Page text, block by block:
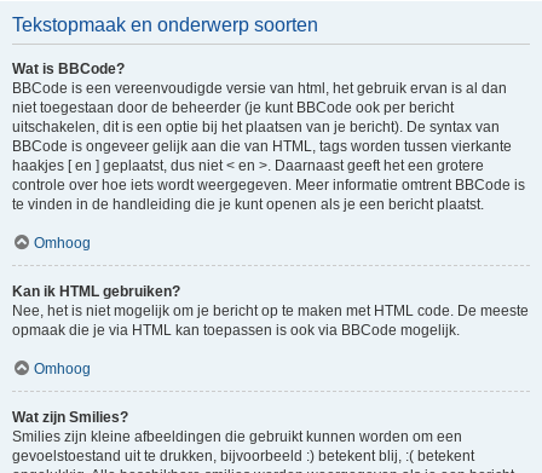
Tekstopmaak en onderwerp soorten
Wat is BBCode?
BBCode is een vereenvoudigde versie van html, het gebruik ervan is al dan
niet toegestaan door de beheerder (je kunt BBCode ook per bericht
uitschakelen, dit is een optie bij het plaatsen van je bericht). De syntax van
BBCode is ongeveer gelijk aan die van HTML, tags worden tussen vierkante
haakjes [ en ] geplaatst, dus niet < en >. Daarnaast geeft het een grotere
controle over hoe iets wordt weergegeven. Meer informatie omtrent BBCode is
te vinden in de handleiding die je kunt openen als je een bericht plaatst.
Omhoog
Kan ik HTML gebruiken?
Nee, het is niet mogelijk om je bericht op te maken met HTML code. De meeste
opmaak die je via HTML kan toepassen is ook via BBCode mogelijk.
Omhoog
Wat zijn Smilies?
Smilies zijn kleine afbeeldingen die gebruikt kunnen worden om een
gevoelstoestand uit te drukken, bijvoorbeeld :) betekent blij, :( betekent